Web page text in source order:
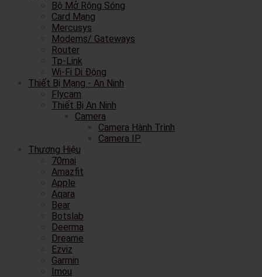
Bộ Mở Rộng Sóng
Card Mạng
Mercusys
Modems/ Gateways
Router
Tp-Link
Wi-Fi Di Động
Thiết Bị Mạng - An Ninh
Flycam
Thiết Bị An Ninh
Camera
Camera Hành Trình
Camera IP
Thương Hiệu
70mai
Amazfit
Apple
Aqara
Bear
Botslab
Deerma
Dreame
Ezviz
Garmin
Imou